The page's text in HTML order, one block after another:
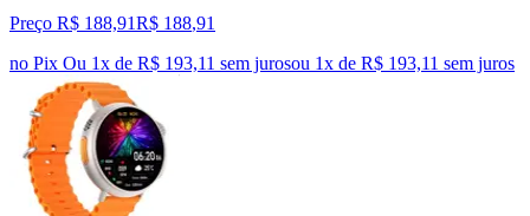
Preço R$ 188,91R$ 188,91
no Pix Ou 1x de R$ 193,11 sem jurosou 1x de R$ 193,11 sem juros